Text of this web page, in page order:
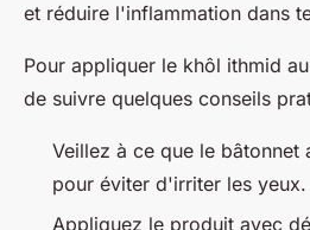
et réduire l'inflammation dans
Pour appliquer le khôl ithmid
de suivre quelques conseils
Veillez à ce que le bâtonnet
pour éviter d'irriter les yeux.
Appliquez le produit avec